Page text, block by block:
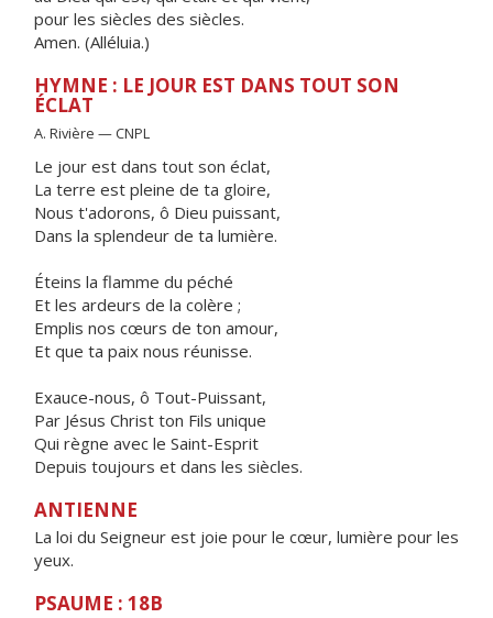
pour les siècles des siècles.
Amen. (Alléluia.)
HYMNE : LE JOUR EST DANS TOUT SON
ÉCLAT
A. Rivière — CNPL
Le jour est dans tout son éclat,
La terre est pleine de ta gloire,
Nous t'adorons, ô Dieu puissant,
Dans la splendeur de ta lumière.
Éteins la flamme du péché
Et les ardeurs de la colère ;
Emplis nos cœurs de ton amour,
Et que ta paix nous réunisse.
Exauce-nous, ô Tout-Puissant,
Par Jésus Christ ton Fils unique
Qui règne avec le Saint-Esprit
Depuis toujours et dans les siècles.
ANTIENNE
La loi du Seigneur est joie pour le cœur, lumière pour les
yeux.
PSAUME : 18B